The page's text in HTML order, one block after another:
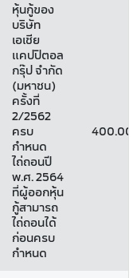
หุ้นกู้ของ
บริษัท
เอเชีย
แคปปิตอล
กรุ๊ป จำกัด
(มหาชน)
ครั้งที่
2/2562
ครบ
กำหนด
ไถ่ถอนปี
พ.ศ. 2564
ที่ผู้ออกหุ้น
กู้สามารถ
ไถ่ถอนได้
ก่อนครบ
กำหนด
400.00